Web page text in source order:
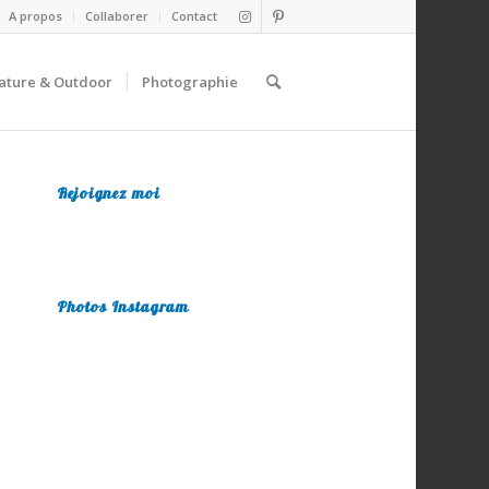
A propos Collaborer Contact
& Outdoor Photographie
Rejoignez moi
Photos Instagram